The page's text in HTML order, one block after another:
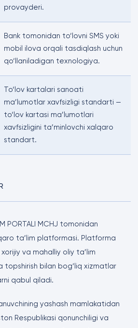
provayderi.
Bank tomonidan to‘lovni SMS yoki
mobil ilova orqali tasdiqlash uchun
qo‘llaniladigan texnologiya.
To‘lov kartalari sanoati
ma’lumotlar xavfsizligi standarti —
to‘lov kartasi ma’lumotlari
xavfsizligini ta’minlovchi xalqaro
standart.
PORTALI MCHJ tomonidan
ta’lim platformasi. Platforma
va mahalliy oliy ta’lim
topshirish bilan bog‘liq xizmatlar
qabul qiladi.
yashash mamlakatidan
Respublikasi qonunchiligi va